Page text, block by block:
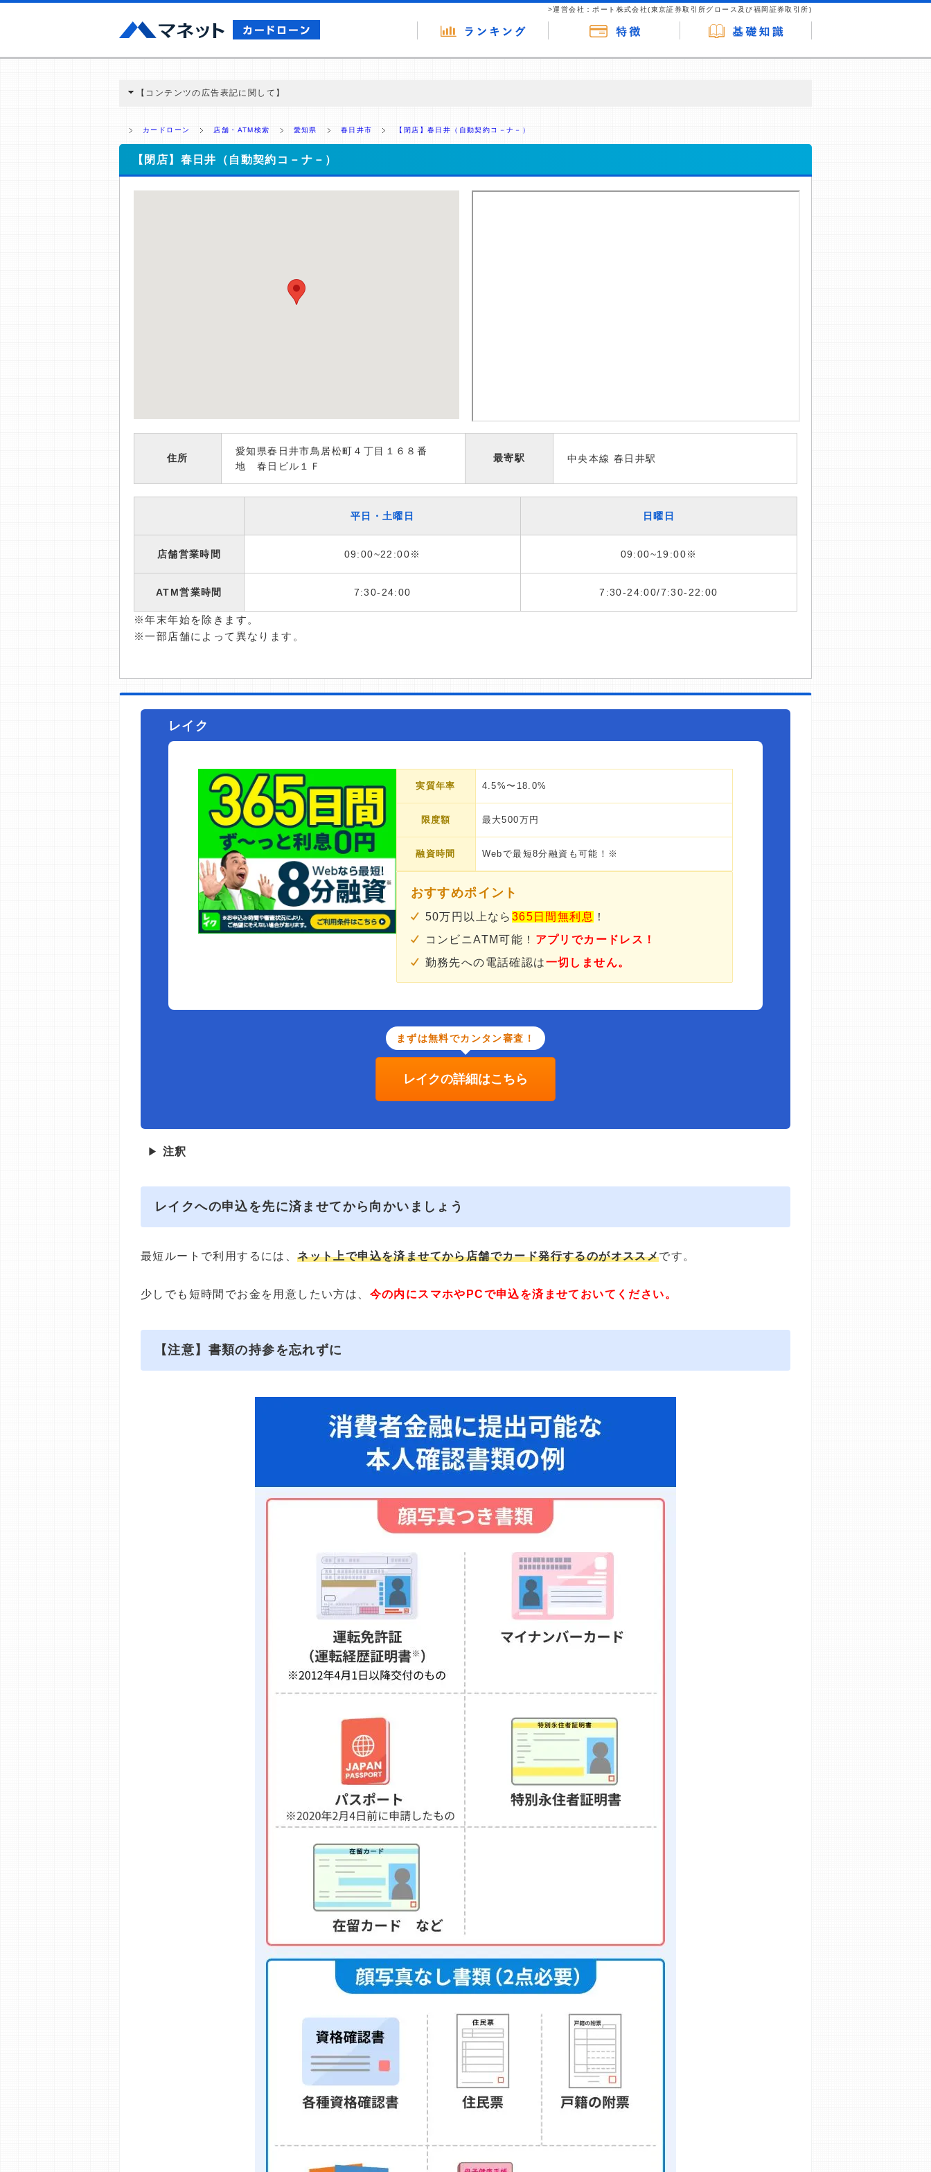
>運営会社：ポート株式会社(東京証券取引所グロース及び福岡証券取引所)
【コンテンツの広告表記に関して】
ミ収集などに基づき、公平性を担保した情報提供を行っています。
>提携企業一覧
カードローン 店舗・ATM検索 愛知県 春日井市 【閉店】春日井（自動契約コ－ナ－）
【閉店】春日井（自動契約コ－ナ－）
住所
愛知県春日井市鳥居松町４丁目１６８番
地 春日ビル１Ｆ
最寄駅 中央本線 春日井駅
平日・土曜日 日曜日
店舗営業時間 09:00~22:00※ 09:00~19:00※
ATM営業時間 7:30-24:00 7:30-24:00/7:30-22:00
※年末年始を除きます。
※一部店舗によって異なります。
レイク
実質年率 4.5%〜18.0%
限度額 最大500万円
融資時間 Webで最短8分融資も可能！※
おすすめポイント
50万円以上なら 365日間無利息 ！
コンビニATM可能！ アプリでカードレス！
勤務先への電話確認は一切しません。
まずは無料でカンタン審査！
レイクの詳細はこちら
▶ 注釈
レイクへの申込を先に済ませてから向かいましょう
最短ルートで利用するには、ネット上で申込を済ませてから店舗でカード発行するのがオススメです。
少しでも短時間でお金を用意したい方は、 今の内にスマホやPCで申込を済ませておいてください。
【注意】書類の持参を忘れずに